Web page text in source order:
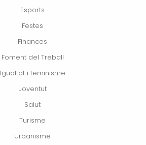
Esports
Festes
Finances
Foment del Treball
Igualtat i feminisme
Joventut
Salut
Turisme
Urbanisme